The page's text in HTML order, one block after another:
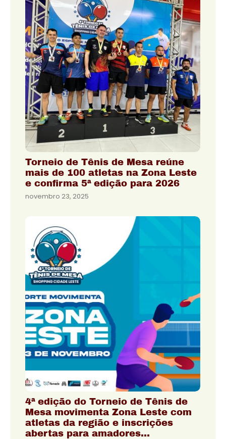
Torneio de Tênis de Mesa reúne
mais de 100 atletas na Zona Leste
e confirma 5ª edição para 2026
novembro 23, 2025
4ª edição do Torneio de Tênis de
Mesa movimenta Zona Leste com
atletas da região e inscrições
abertas para amadores…